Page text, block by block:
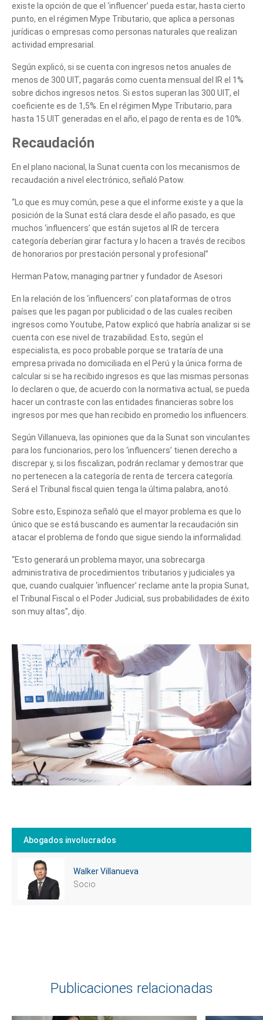
Cuéntanos, ¿Cómo
te podemos ayudar?
existe la opción de que el ‘influencer’ pueda estar, hasta cierto
punto, en el régimen Mype Tributario, que aplica a personas
jurídicas o empresas como personas naturales que realizan
actividad empresarial.
Según explicó, si se cuenta con ingresos netos anuales de
menos de 300 UIT, pagarás como cuenta mensual del IR el 1%
sobre dichos ingresos netos. Si estos superan las 300 UIT, el
coeficiente es de 1,5%. En el régimen Mype Tributario, para
hasta 15 UIT generadas en el año, el pago de renta es de 10%.
Recaudación
En el plano nacional, la Sunat cuenta con los mecanismos de
recaudación a nivel electrónico, señaló Patow.
“Lo que es muy común, pese a que el informe existe y a que la
posición de la Sunat está clara desde el año pasado, es que
muchos ‘influencers’ que están sujetos al IR de tercera
categoría deberían girar factura y lo hacen a través de recibos
de honorarios por prestación personal y profesional”
Herman Patow, managing partner y fundador de Asesori
En la relación de los ‘influencers’ con plataformas de otros
países que les pagan por publicidad o de las cuales reciben
ingresos como Youtube, Patow explicó que habría analizar si se
cuenta con ese nivel de trazabilidad. Esto, según el
especialista, es poco probable porque se trataría de una
empresa privada no domiciliada en el Perú y la única forma de
calcular si se ha recibido ingresos es que las mismas personas
lo declaren o que, de acuerdo con la normativa actual, se pueda
hacer un contraste con las entidades financieras sobre los
ingresos por mes que han recibido en promedio los influencers.
Según Villanueva, las opiniones que da la Sunat son vinculantes
para los funcionarios, pero los ‘influencers’ tienen derecho a
discrepar y, si los fiscalizan, podrán reclamar y demostrar que
no pertenecen a la categoría de renta de tercera categoría.
Será el Tribunal fiscal quien tenga la última palabra, anotó.
Sobre esto, Espinoza señaló que el mayor problema es que lo
único que se está buscando es aumentar la recaudación sin
atacar el problema de fondo que sigue siendo la informalidad.
“Esto generará un problema mayor, una sobrecarga
administrativa de procedimientos tributarios y judiciales ya
que, cuando cualquier ‘influencer’ reclame ante la propia Sunat,
el Tribunal Fiscal o el Poder Judicial, sus probabilidades de éxito
son muy altas”, dijo.
Abogados involucrados
Walker Villanueva
Socio
Publicaciones relacionadas